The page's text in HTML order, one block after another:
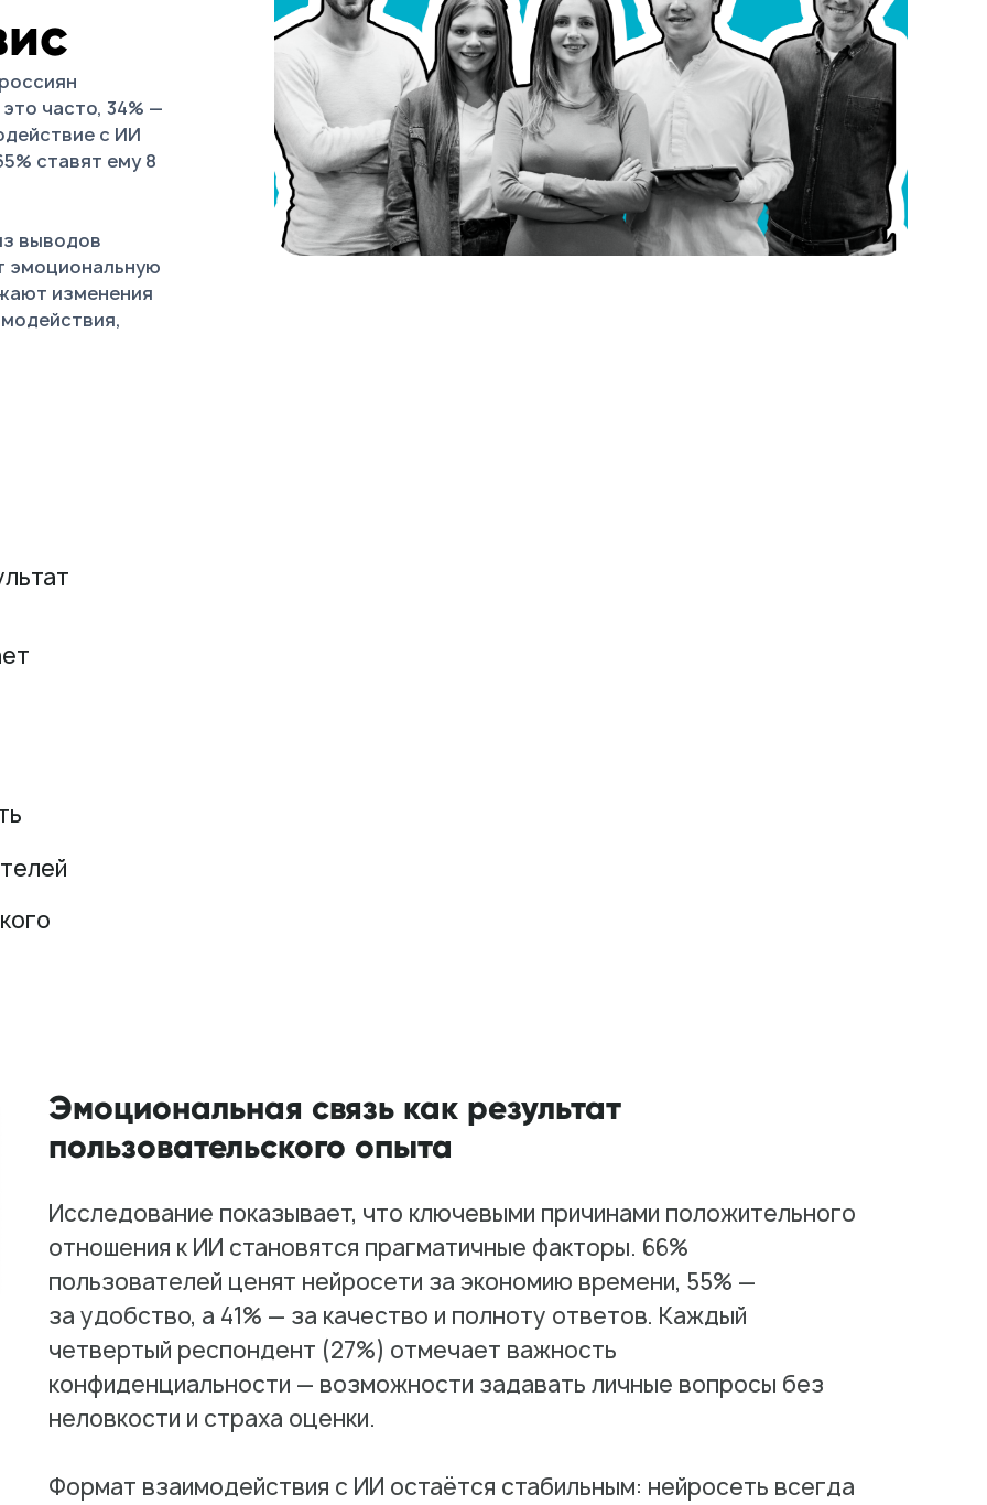
часто, 34% —
с ИИ
ставят ему 8
выводов
эмоциональную
изменения
Эмоциональная связь как результат
пользовательского опыта
Исследование показывает, что ключевыми причинами положительного
отношения к ИИ становятся прагматичные факторы. 66%
пользователей ценят нейросети за экономию времени, 55% —
за удобство, а 41% — за качество и полноту ответов. Каждый
четвертый респондент (27%) отмечает важность
конфиденциальности — возможности задавать личные вопросы без
неловкости и страха оценки.
Формат взаимодействия с ИИ остаётся стабильным: нейросеть всегда